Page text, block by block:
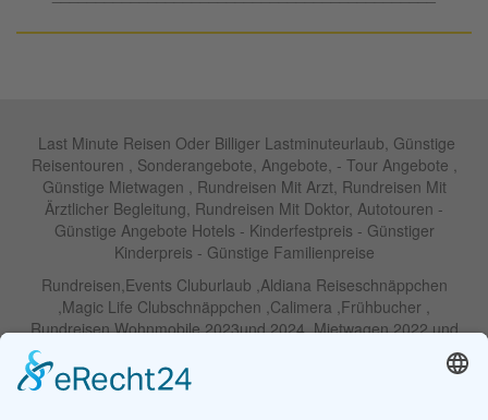
Last Minute Reisen Oder Billiger Lastminuteurlaub, Günstige
Reisentouren , Sonderangebote, Angebote, - Tour Angebote ,
Günstige Mietwagen , Rundreisen Mit Arzt, Rundreisen Mit
Ärztlicher Begleitung, Rundreisen Mit Doktor, Autotouren -
Günstige Angebote Hotels - Kinderfestpreis - Günstiger
Kinderpreis - Günstige Familienpreise
Rundreisen,Events Cluburlaub ,Aldiana Reiseschnäppchen
,Magic Life Clubschnäppchen ,Calimera ,Frühbucher ,
Rundreisen Wohnmobile 2023und 2024 ,Mietwagen 2022 und
Weihnachtreisen 2022 und 2023 , Silvesterreisen 2022 und 2032,
Namibia, Wohnmobile , Billige Angebote, Touren,Angebote Für